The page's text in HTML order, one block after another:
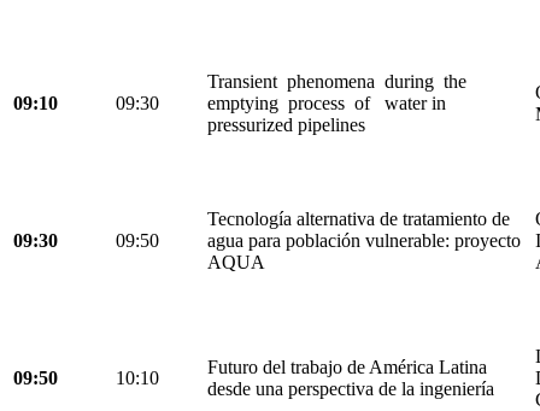
09:10 09:30
Transient phenomena during the
emptying process of water in
pressurized pipelines
09:30 09:50
Tecnología alternativa de tratamiento de
agua para población vulnerable: proyecto
AQUA
09:50 10:10
Futuro del trabajo de América Latina
desde una perspectiva de la ingeniería